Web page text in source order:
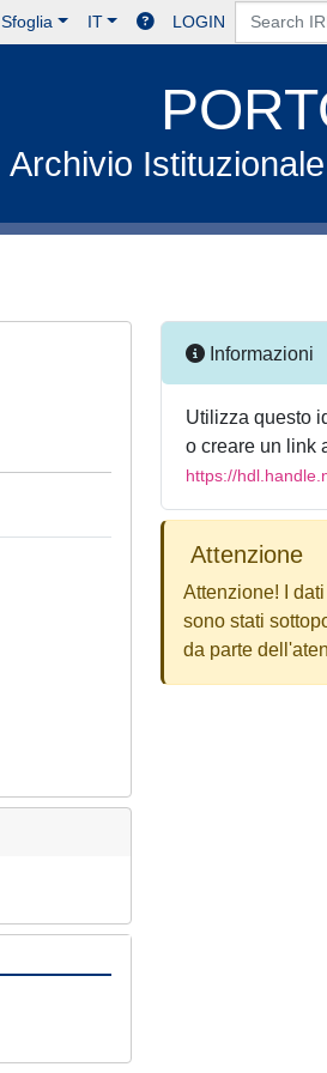
Sfoglia IT LOGIN
Archivio
Informazioni
Utilizza questo
o creare un link
https://
Attenzione
Attenzione! I
sono stati
da parte